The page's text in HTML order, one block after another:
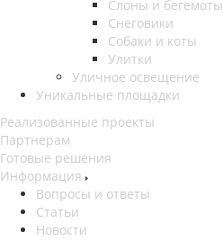
Слоны и бегемоты
Снеговики
Собаки и коты
Улитки
Уличное освещение
Уникальные площадки
Реализованные проекты
Партнерам
Готовые решения
Информация
Вопросы и ответы
Статьи
Новости